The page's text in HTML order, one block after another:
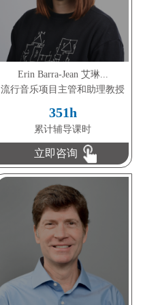
Erin Barra-Jean 艾琳...
流行音乐项目主管和助理教授
351h
累计辅导课时
立即咨询